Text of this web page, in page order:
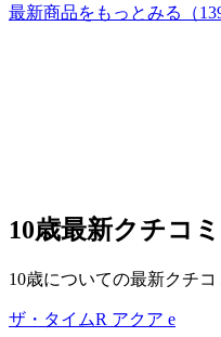
最新商品をもっとみる （
10歳最新クチコミ
10歳についての最新クチコ
ザ・タイムR アクア e